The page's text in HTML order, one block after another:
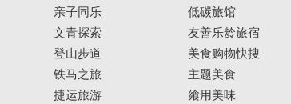
亲子同乐
文青探索
登山步道
铁马之旅
捷运旅游
低碳旅馆
友善乐龄旅宿
美食购物快搜
主题美食
飨用美味